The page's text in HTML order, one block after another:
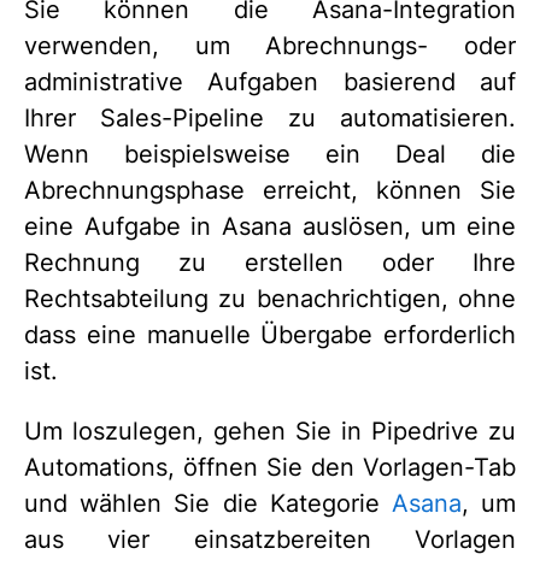
Sie können die Asana-Integration
verwenden, um Abrechnungs- oder
administrative Aufgaben basierend auf
Ihrer Sales-Pipeline zu automatisieren.
Wenn beispielsweise ein Deal die
Abrechnungsphase erreicht, können Sie
eine Aufgabe in Asana auslösen, um eine
Rechnung zu erstellen oder Ihre
Rechtsabteilung zu benachrichtigen, ohne
dass eine manuelle Übergabe erforderlich
ist.
Um loszulegen, gehen Sie in Pipedrive zu
Automations, öffnen Sie den Vorlagen-Tab
und wählen Sie die Kategorie Asana, um
aus vier einsatzbereiten Vorlagen